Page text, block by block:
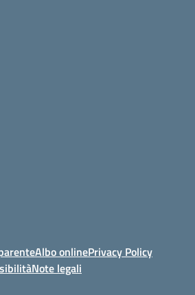
Albo onlinePrivacy Policy
Note legali